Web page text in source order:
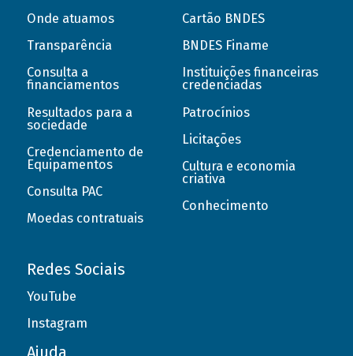
Onde atuamos
Transparência
Consulta a
financiamentos
Resultados para a
sociedade
Credenciamento de
Equipamentos
Consulta PAC
Moedas contratuais
Cartão BNDES
BNDES Finame
Instituições financeiras
credenciadas
Patrocínios
Licitações
Cultura e economia
criativa
Conhecimento
Redes Sociais
YouTube
Instagram
Ajuda